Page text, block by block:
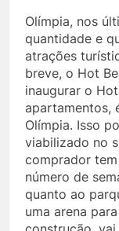
Olímpia, nos
quantidade e
atrações
breve, o Hot
inaugurar o
apartamentos,
Olímpia. Isso
viabilizado no
comprador
número de
quanto ao
uma arena